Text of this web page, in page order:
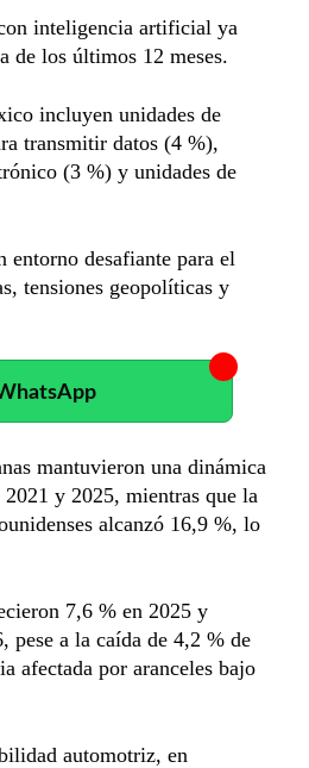
inteligencia artificial ya
de los últimos 12 meses.
incluyen unidades de
transmitir datos (4 %),
(3 %) y unidades de
entorno desafiante para el
tensiones geopolíticas y
mantuvieron una dinámica
y 2025, mientras que la
alcanzó 16,9 %, lo
7,6 % en 2025 y
pese a la caída de 4,2 % de
afectada por aranceles bajo
automotriz, en